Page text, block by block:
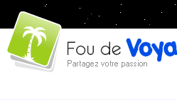
Fou devoyage